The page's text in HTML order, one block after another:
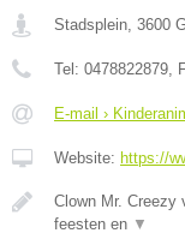
Stadsplein, 3600
Tel: 0478822879,
E-mail ›
Website: https://
Clown Mr. Creezy
feesten en ▼